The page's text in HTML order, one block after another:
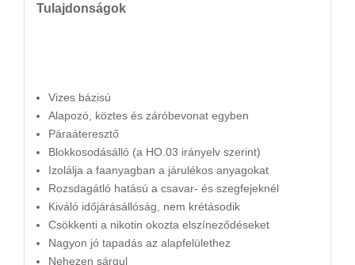
Tulajdonságok
Vizes bázisú
Alapozó, köztes és záróbevonat egyben
Páraáteresztő
Blokkosodásálló (a HO.03 irányelv szerint)
Izolálja a faanyagban a járulékos anyagokat
Rozsdagátló hatású a csavar- és szegfejeknél
Kiváló időjárásállóság, nem krétásodik
Csökkenti a nikotin okozta elszíneződéseket
Nagyon jó tapadás az alapfelülethez
Nehezen sárgul